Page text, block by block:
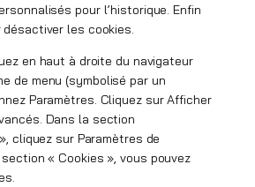
pour l’historique. Enfin
les cookies.
en haut à droite du navigateur
de menu (symbolisé par un
Paramètres. Cliquez sur Afficher
Dans la section
cliquez sur Paramètres de
« Cookies », vous pouvez